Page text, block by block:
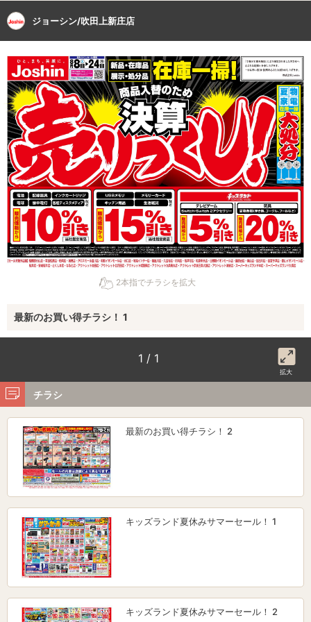
ジョーシン/吹田上新庄店
2本指でチラシを拡大
最新のお買い得チラシ！ 1
1 / 1
拡大
チラシ
最新のお買い得チラシ！ 2
キッズランド夏休みサマーセール！ 1
キッズランド夏休みサマーセール！ 2